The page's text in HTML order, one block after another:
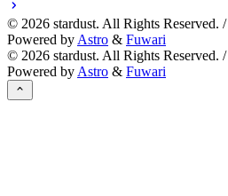
© 2026 stardust. All Rights Reserved. /
Powered by Astro & Fuwari
© 2026 stardust. All Rights Reserved. /
Powered by Astro & Fuwari